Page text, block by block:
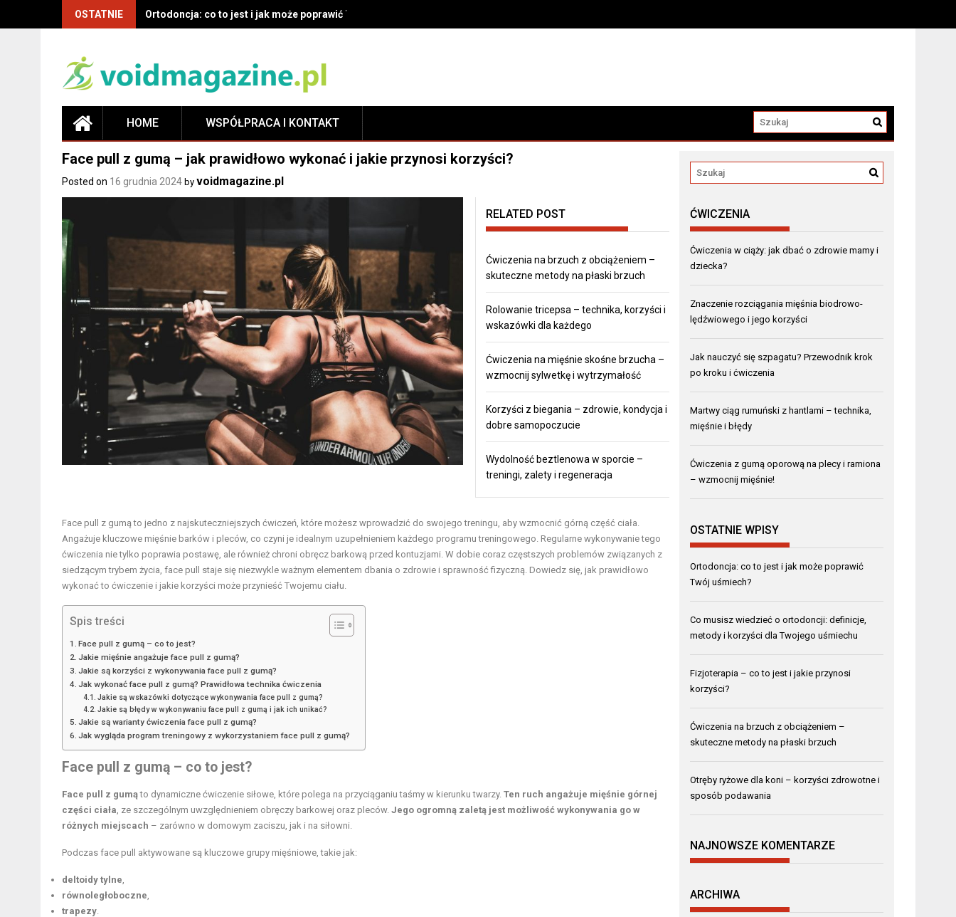
OSTATNIE Ortodoncja: co to jest i jak może poprawić Twój uśmiech?
HOME WSPÓŁPRACA I KONTAKT
Face pull z gumą – jak prawidłowo wykonać i jakie przynosi korzyści?
Posted on 16 grudnia 2024 by voidmagazine.pl
RELATED POST
Ćwiczenia na brzuch z obciążeniem –
skuteczne metody na płaski brzuch
Rolowanie tricepsa – technika, korzyści i
wskazówki dla każdego
Ćwiczenia na mięśnie skośne brzucha –
wzmocnij sylwetkę i wytrzymałość
Korzyści z biegania – zdrowie, kondycja i
dobre samopoczucie
Wydolność beztlenowa w sporcie –
treningi, zalety i regeneracja
Face pull z gumą to jedno z najskuteczniejszych ćwiczeń, które możesz wprowadzić do swojego treningu, aby wzmocnić górną część ciała.
Angażuje kluczowe mięśnie barków i pleców, co czyni je idealnym uzupełnieniem każdego programu treningowego. Regularne wykonywanie tego
ćwiczenia nie tylko poprawia postawę, ale również chroni obręcz barkową przed kontuzjami. W dobie coraz częstszych problemów związanych z
siedzącym trybem życia, face pull staje się niezwykle ważnym elementem dbania o zdrowie i sprawność fizyczną. Dowiedz się, jak prawidłowo
wykonać to ćwiczenie i jakie korzyści może przynieść Twojemu ciału.
Spis treści
Face pull z gumą – co to jest?
Jakie mięśnie angażuje face pull z gumą?
Jakie są korzyści z wykonywania face pull z gumą?
Jak wykonać face pull z gumą? Prawidłowa technika ćwiczenia
Jakie są wskazówki dotyczące wykonywania face pull z gumą?
Jakie są błędy w wykonywaniu face pull z gumą i jak ich unikać?
Jakie są warianty ćwiczenia face pull z gumą?
Jak wygląda program treningowy z wykorzystaniem face pull z gumą?
Face pull z gumą – co to jest?
Face pull z gumąto dynamiczne ćwiczenie siłowe, które polega na przyciąganiu taśmy w kierunku twarzy. Ten ruch angażuje mięśnie górnej
części ciała , ze szczególnym uwzględnieniem obręczy barkowej oraz pleców. Jego ogromną zaletą jest możliwość wykonywania go w
różnych miejscach – zarówno w domowym zaciszu, jak i na siłowni.
Podczas face pull aktywowane są kluczowe grupy mięśniowe, takie jak:
deltoidy tylne
równoległoboczne
trapezy
ĆWICZENIA
Ćwiczenia w ciąży: jak dbać o zdrowie mamy i
dziecka?
Znaczenie rozciągania mięśnia biodrowo-
lędźwiowego i jego korzyści
Jak nauczyć się szpagatu? Przewodnik krok
po kroku i ćwiczenia
Martwy ciąg rumuński z hantlami – technika,
mięśnie i błędy
Ćwiczenia z gumą oporową na plecy i ramiona
– wzmocnij mięśnie!
OSTATNIE WPISY
Ortodoncja: co to jest i jak może poprawić
Twój uśmiech?
Co musisz wiedzieć o ortodoncji: definicje,
metody i korzyści dla Twojego uśmiechu
Fizjoterapia – co to jest i jakie przynosi
korzyści?
Ćwiczenia na brzuch z obciążeniem –
skuteczne metody na płaski brzuch
Otręby ryżowe dla koni – korzyści zdrowotne i
sposób podawania
NAJNOWSZE KOMENTARZE
ARCHIWA